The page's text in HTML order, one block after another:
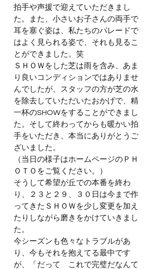
拍手や声援で迎えていただきまし
た。また、小さいお子さんの両手で
耳を塞ぐ姿は、私たちのパレードで
はよく見られる姿で、それも見るこ
とができました。笑
ＳＨＯＷをした芝は雨を含み、あま
り良いコンディションではありませ
んでしたが、スタッフの方が芝の水
を除去していただいたおかげで、精
一杯のSHOWをすることができまし
た。そして終わってからも暖かい拍
手をいただき、本当にありがとうご
ざいました。
（当日の様子はホームページのＰＨ
ＯＴＯをご覧ください。）
そうして希望が丘での本番を終わ
り、２３と２９、３０日は今まで作
ってきたＳＨＯＷを少し変更を加え
たりしながら磨きをかけていきまし
た。
今シーズンも色々なトラブルがあ
り、今もそれを抱えてる最中です
が、「だって　これで完璧だなんて